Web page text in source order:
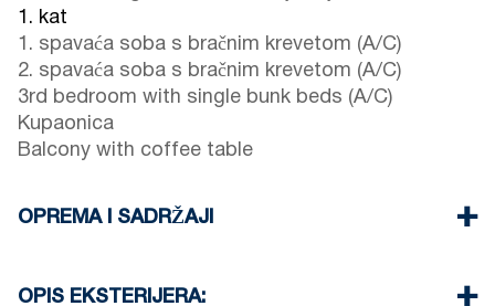
1. kat
1. spavaća soba s bračnim krevetom (A/C)
2. spavaća soba s bračnim krevetom (A/C)
3rd bedroom with single bunk beds (A/C)
Kupaonica
Balcony with coffee table
OPREMA I SADRŽAJI
Four Air Conditioners
OPIS EKSTERIJERA: